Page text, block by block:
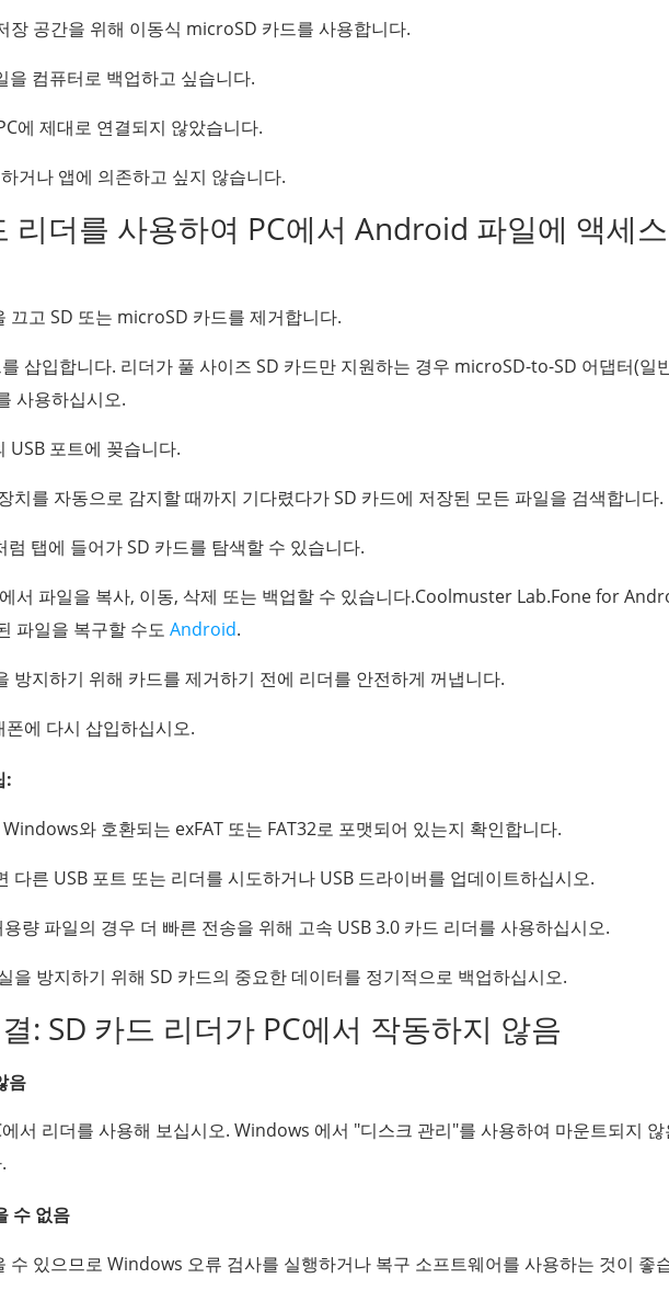
공간을 위해 이동식 microSD 카드를 사용합니다.
을 컴퓨터로 백업하고 싶습니다.
에 제대로 연결되지 않았습니다.
거나 앱에 의존하고 싶지 않습니다.
리더를 사용하여 PC에서 Android 파일에 액세
고 SD 또는 microSD 카드를 제거합니다.
삽입합니다. 리더가 풀 사이즈 SD 카드만 지원하는 경우 microSD-to-SD 어댑터(일
사용하십시오.
USB 포트에 꽂습니다.
치를 자동으로 감지할 때까지 기다렸다가 SD 카드에 저장된 모든 파일을 검색합니다.
럼 탭에 들어가 SD 카드를 탐색할 수 있습니다.
서 파일을 복사, 이동, 삭제 또는 백업할 수 있습니다.Coolmuster Lab.Fone for
파일을 복구할 수도 Android.
방지하기 위해 카드를 제거하기 전에 리더를 안전하게 꺼냅니다.
에 다시 삽입하십시오.
:
와 호환되는 exFAT 또는 FAT32로 포맷되어 있는지 확인합니다.
다른 USB 포트 또는 리더를 시도하거나 USB 드라이버를 업데이트하십시오.
량 파일의 경우 더 빠른 전송을 위해 고속 USB 3.0 카드 리더를 사용하십시오.
을 방지하기 위해 SD 카드의 중요한 데이터를 정기적으로 백업하십시오.
: SD 카드 리더가 PC에서 작동하지 않음
음
서 리더를 사용해 보십시오. Windows 에서 "디스크 관리"를 사용하여 마운트되지
수 없음
수 있으므로 Windows 오류 검사를 실행하거나 복구 소프트웨어를 사용하는 것이 좋